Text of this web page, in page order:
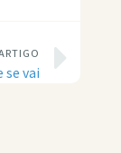
se vai